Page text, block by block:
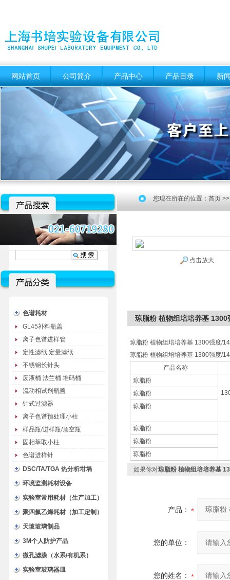
网站首页 公司简介 产品中心 产品目录 新
色谱耗材
GL45补料瓶盖
离子色谱进样管
定性滤纸 定量滤纸
不锈钢长针头
废液桶 法兰桶 堆码桶
流动相试剂瓶盖
针式过滤器
离子色谱预处理小柱
样品瓶/进样瓶/顶空瓶
固相萃取小柱
色谱进样针
DSC/TA/TGA 热分析坩埚
环境监测耗材设备
实验室常用耗材（生产加工）
聚四氟乙烯耗材（加工定制）
天玻玻璃制品
3M个人防护产品
微孔滤膜（水系/有机系）
实验室玻璃器皿
您现在所在的位置： 首页
点击放大
琼脂粉 植物组培培养基 1300
琼脂粉 植物组培培养基 1300强度/
琼脂粉 植物组培培养基 1300强度/
产品名称
琼脂粉
琼脂粉
琼脂粉
琼脂粉
琼脂粉
琼脂粉
如果你对琼脂粉 植物组培培养基
产品：
您的单位：
您的姓名：